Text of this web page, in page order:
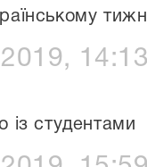
із студентами